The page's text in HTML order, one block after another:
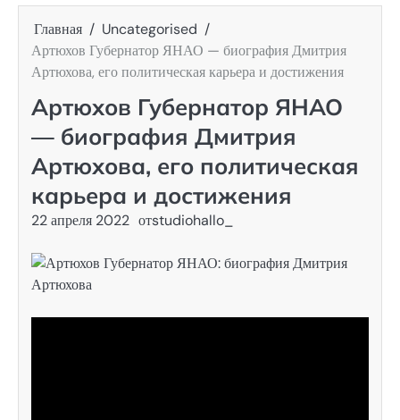
Главная
Uncategorised
Артюхов Губернатор ЯНАО — биография Дмитрия
Артюхова, его политическая карьера и достижения
Артюхов Губернатор ЯНАО
— биография Дмитрия
Артюхова, его политическая
карьера и достижения
22 апреля 2022 отstudiohallo_